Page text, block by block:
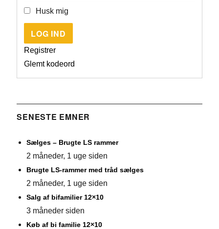
Husk mig
LOG IND
Registrer
Glemt kodeord
SENESTE EMNER
Sælges – Brugte LS rammer
2 måneder, 1 uge siden
Brugte LS-rammer med tråd sælges
2 måneder, 1 uge siden
Salg af bifamilier 12×10
3 måneder siden
Køb af bi familie 12×10